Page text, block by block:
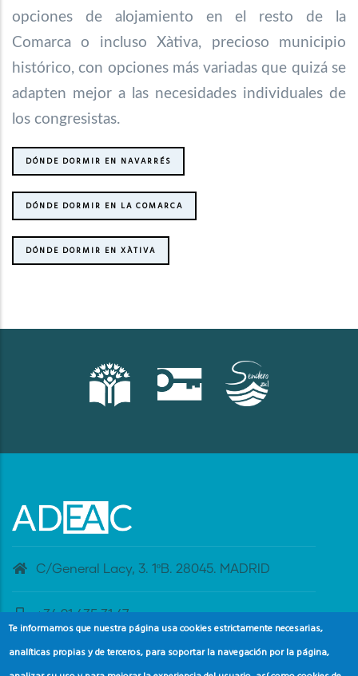
opciones de alojamiento en el resto de la
Comarca o incluso Xàtiva, precioso municipio
histórico, con opciones más variadas que quizá se
adapten mejor a las necesidades individuales de
los congresistas.
DÓNDE DORMIR EN NAVARRÉS
DÓNDE DORMIR EN LA COMARCA
DÓNDE DORMIR EN XÀTIVA
C/General Lacy, 3. 1ºB. 28045. MADRID
+34 91 435 31 47
banderaazul@adeac.es
Te informamos que nuestra página usa cookies estrictamente necesarias,
analíticas propias y de terceros, para soportar la navegación por la página,